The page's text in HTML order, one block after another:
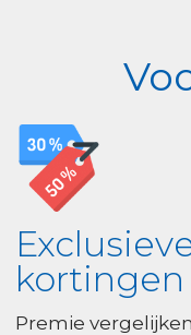
kortingen
Premie vergelijken